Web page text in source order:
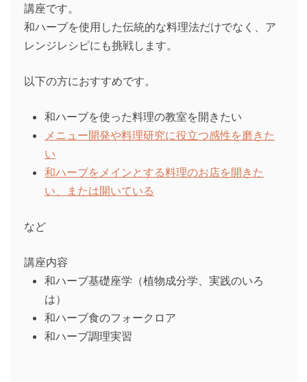
講座です。
和ハーブを使用した伝統的な料理法だけでなく、ア
レンジレシピにも挑戦します。
以下の方におすすめです。
和ハーブを使った料理の教室を開きたい
メニュー開発や料理研究に役立つ感性を磨きた
い
和ハーブをメインとする料理のお店を開きた
い、または開いている
など
講座内容
和ハーブ基礎座学（植物成分学、実践のいろ
は）
和ハーブ食のフォークロア
和ハーブ調理実習